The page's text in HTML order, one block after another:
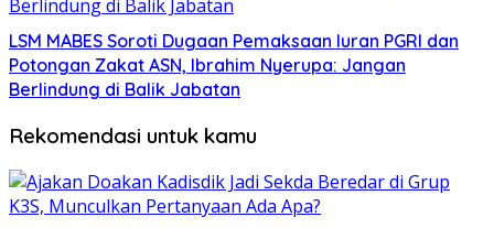
LSM MABES Soroti Dugaan Pemaksaan Iuran PGRI dan
Potongan Zakat ASN, Ibrahim Nyerupa: Jangan
Berlindung di Balik Jabatan
Rekomendasi untuk kamu